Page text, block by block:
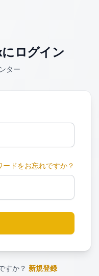
ログイン
ター
ードをお忘れですか？
すか？ 新規登録